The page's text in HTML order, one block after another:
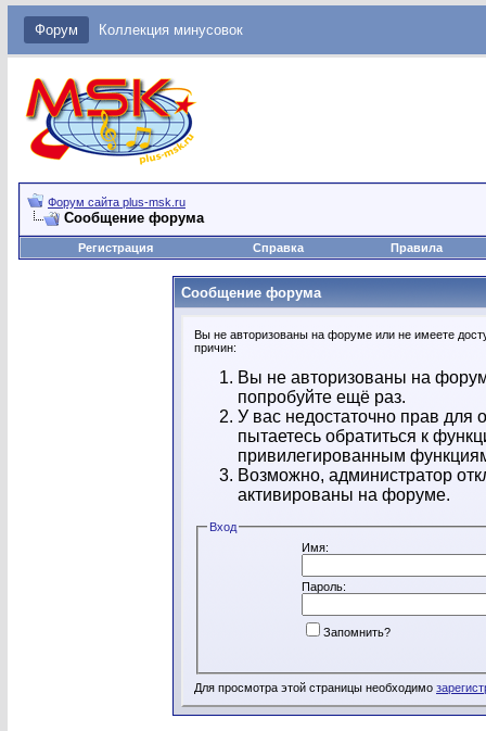
Форум Коллекция минусовок
Форум сайта plus-msk.ru
Сообщение форума
Регистрация Справка Правила
Сообщение форума
Вы не авторизованы на форуме или не имеете
причин:
Вы не авторизованы на
попробуйте ещё раз.
У вас недостаточно прав
пытаетесь обратиться к
привилегированным
Возможно, администратор
активированы на форуме.
Вход
Имя:
Пароль:
Запомнить?
Для просмотра этой страницы необходимо